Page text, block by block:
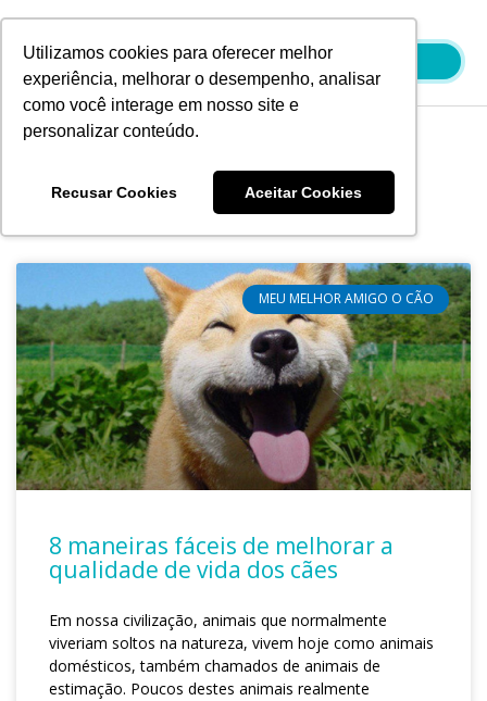
Utilizamos cookies para oferecer melhor
experiência, melhorar o desempenho, analisar
como você interage em nosso site e
personalizar conteúdo.
Recusar Cookies Aceitar Cookies
conteúdo
Blog
MEU MELHOR AMIGO O CÃO
8 maneiras fáceis de melhorar a
qualidade de vida dos cães
Em nossa civilização, animais que normalmente
viveriam soltos na natureza, vivem hoje como animais
domésticos, também chamados de animais de
estimação. Poucos destes animais realmente